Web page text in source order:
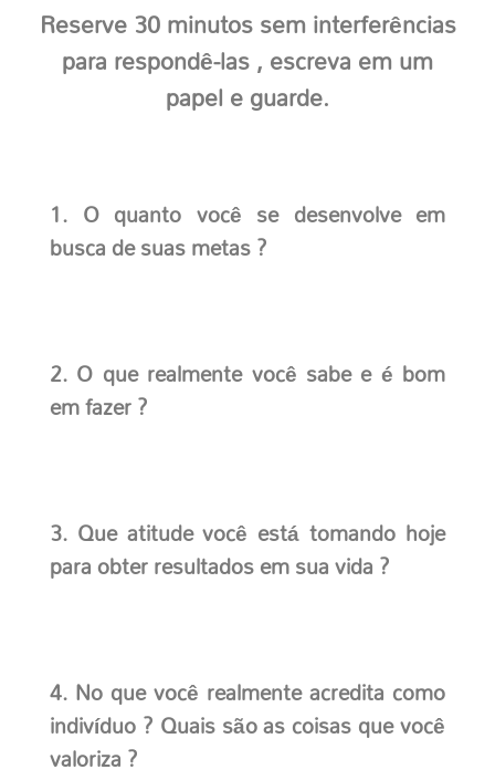
Reserve 30 minutos sem interferências
para respondê-las , escreva em um
papel e guarde.
1. O quanto você se desenvolve em
busca de suas metas ?
2. O que realmente você sabe e é bom
em fazer ?
3. Que atitude você está tomando hoje
para obter resultados em sua vida ?
4. No que você realmente acredita como
indivíduo ? Quais são as coisas que você
valoriza ?